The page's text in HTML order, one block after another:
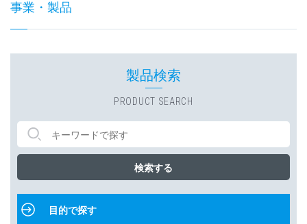
事業・製品
製品検索
PRODUCT SEARCH
検索する
目的で探す